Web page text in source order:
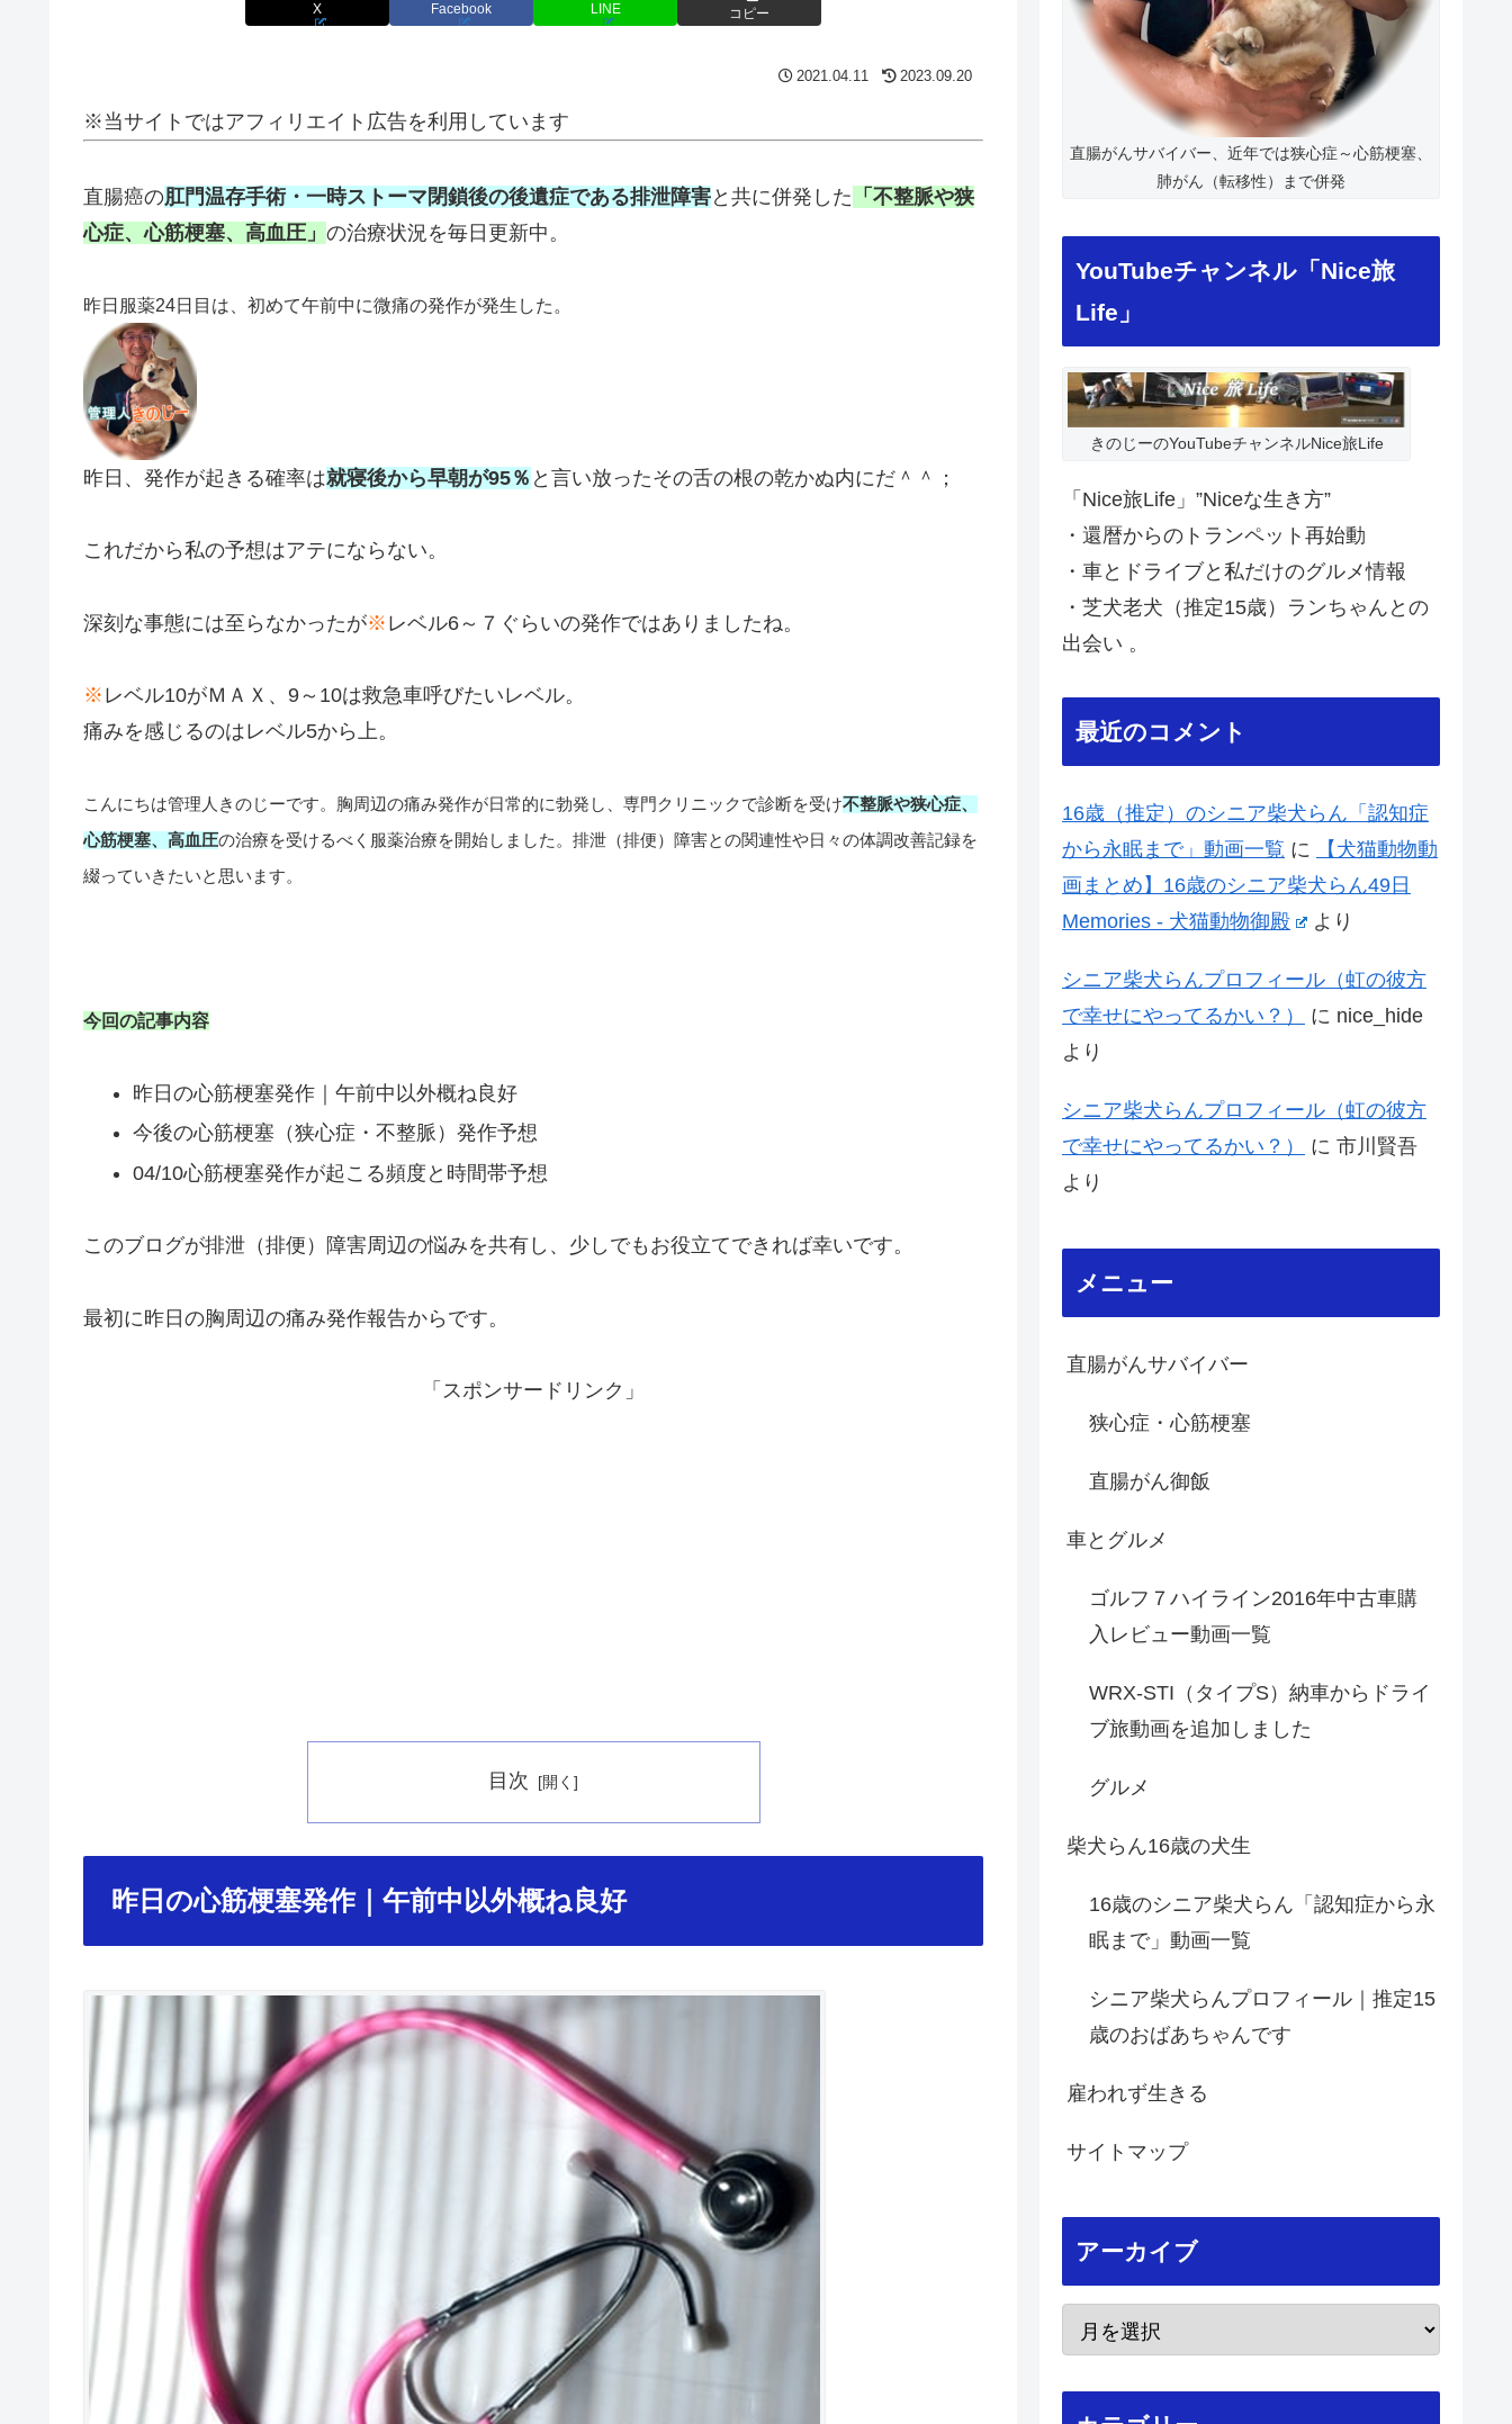
X Facebook LINE コピー
2021.04.11 2023.09.20
※当サイトではアフィリエイト広告を利用しています
直腸癌の肛門温存手術・一時ストーマ閉鎖後の後遺症である排泄障害と共に併発した 「不整脈や狭
心症、心筋梗塞、高血圧」 の治療状況を毎日更新中。
昨日服薬24日目は、初めて午前中に微痛の発作が発生した。
昨日、発作が起きる確率は就寝後から早朝が95％ と言い放ったその舌の根の乾かぬ内にだ＾＾；
これだから私の予想はアテにならない。
深刻な事態には至らなかったが※ レベル6～７ぐらいの発作ではありましたね。
※ レベル10がＭＡＸ、9～10は救急車呼びたいレベル。
痛みを感じるのはレベル5から上。
こんにちは管理人きのじーです。胸周辺の痛み発作が日常的に勃発し、専門クリニックで診断を受け不整脈や狭心症、
心筋梗塞、高血圧の治療を受けるべく服薬治療を開始しました。排泄（排便）障害との関連性や日々の体調改善記録を
綴っていきたいと思います。
今回の記事内容
昨日の心筋梗塞発作｜午前中以外概ね良好
今後の心筋梗塞（狭心症・不整脈）発作予想
04/10心筋梗塞発作が起こる頻度と時間帯予想
このブログが排泄（排便）障害周辺の悩みを共有し、少しでもお役立てできれば幸いです。
最初に昨日の胸周辺の痛み発作報告からです。
「スポンサードリンク」
目次
昨日の心筋梗塞発作｜午前中以外概ね良好
直腸がんサバイバー、近年では狭心症～心筋梗塞、
肺がん（転移性）まで併発
YouTubeチャンネル「Nice旅
Life」
きのじーのYouTubeチャンネルNice旅Life
「Nice旅Life」”Niceな生き方”
・還暦からのトランペット再始動
・車とドライブと私だけのグルメ情報
・芝犬老犬（推定15歳）ランちゃんとの
出会い 。
最近のコメント
16歳（推定）のシニア柴犬らん「認知症
から永眠まで」動画一覧 に
【犬猫動物動
画まとめ】16歳のシニア柴犬らん49日
Memories - 犬猫動物御殿
より
シニア柴犬らんプロフィール（虹の彼方
で幸せにやってるかい？）
に nice_hide
より
シニア柴犬らんプロフィール（虹の彼方
で幸せにやってるかい？）
に 市川賢吾
より
メニュー
直腸がんサバイバー
狭心症・心筋梗塞
直腸がん御飯
車とグルメ
ゴルフ７ハイライン2016年中古車購
入レビュー動画一覧
WRX-STI（タイプS）納車からドライ
ブ旅動画を追加しました
グルメ
柴犬らん16歳の犬生
16歳のシニア柴犬らん「認知症から永
眠まで」動画一覧
シニア柴犬らんプロフィール｜推定15
歳のおばあちゃんです
雇われず生きる
サイトマップ
アーカイブ